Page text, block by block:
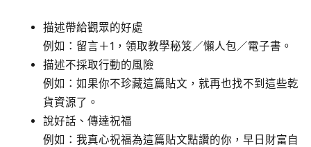
描述帶給觀眾的好處
例如：留言＋1，領取教學秘笈／懶人包／電子書。
描述不採取行動的風險
例如：如果你不珍藏這篇貼文，就再也找不到這些乾
貨資源了。
說好話、傳達祝福
例如：我真心祝福為這篇貼文點讚的你，早日財富自